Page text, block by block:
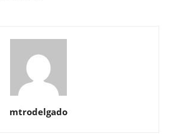
mtrodelgado